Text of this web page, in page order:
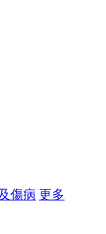
傷病 更多